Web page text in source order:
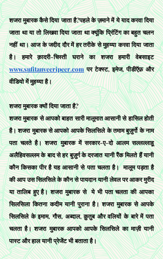
शजरा मुबारक कैसे दिया जाता है?पहले के ज़माने में ये याद करवा दिया
जाता था या तो लिखवा दिया जाता था क्यूंकि प्रिंटिंग का बहुत चलन
नहीं था। आज के जदीद दौर में हर तरीके से मुहय्या करवा दिया जाता
है। हमारे क़ादरी-चिस्ती घराने का शजरा हमारी वेबसाइट
www.sufitanveeripeer.com पर टेक्स्ट, इमेज, पीडीऍफ़ और
वीडियो में मुहय्या है।
शजरा मुबारक क्यों दिया जाता है?
शजरा मुबारक से आपको बाहत सारी मालूमात आसानी से हासिल होती
है। शजरा मुबारक से आपको आपके सिलसिले के तमाम बुज़ुर्गो के नाम
पता चलते है। शजरा मुबारक में सरकार-ए-दो आलम सल्लल्लाहू
अलैहिवसल्लम के बाद से हर बुज़ुर्ग के दरजात यानी रैंक मिलते हैं यानी
कौन किसका पीर है यह आसानी से पता चलता है।  मालूम पड़ता है
की आप उस सिलसिले के कौन से पायदान यानी लेवल पर आकर मुरीद
या तालिब हुए है। शजरा मुबारक से  ये भी पता चलता की आपका
सिलसिला कितना कदीम यानी पुराना है। शजरा मुबारक से आपके
सिलसिले के इमाम, गौस, अब्दाल, क़ुतुब और वलियों के बारे में पता
चलता है। शजरा मुबारक आपको आपके सिलसिले का माज़ी यानी
पास्ट और हाल यानी प्रेजेंट भी बताता है।